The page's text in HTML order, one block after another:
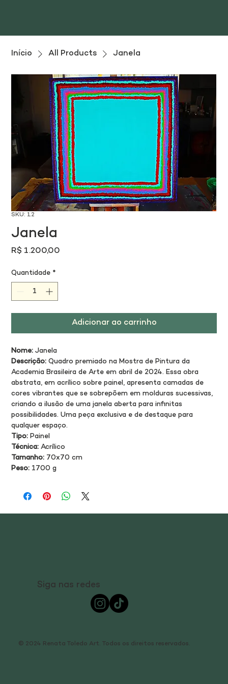
Início All Products Janela
SKU: 12
Janela
R$ 1.200,00
Quantidade *
Adicionar ao carrinho
Nome: Janela
Descrição: Quadro premiado na Mostra de Pintura da
Academia Brasileira de Arte em abril de 2024. Essa obra
abstrata, em acrílico sobre painel, apresenta camadas de
cores vibrantes que se sobrepõem em molduras sucessivas,
criando a ilusão de uma janela aberta para infinitas
possibilidades. Uma peça exclusiva e de destaque para
qualquer espaço.
Tipo: Painel
Técnica: Acrílico
Tamanho: 70x70 cm
Peso: 1700 g
Siga nas redes
© 2024 Renata Toledo Art. Todos os direitos reservados.